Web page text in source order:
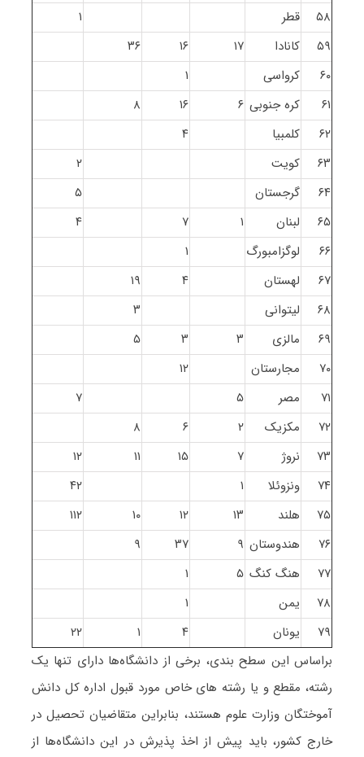
۵۸ قطر
۱
۵۹
کانادا ۱۷ ۱۶
۳۶
۶۰
کرواسی
۱
۶۱
کره جنوبی ۶ ۱۶
۸
۶۲
کلمبیا
۴
۶۳
کویت
۲
۶۴
گرجستان
۵
۶۵
لبنان ۱ ۷
۴
۶۶
لوگزامبورگ
۱
۶۷
لهستان ۴
۱۹
۶۸
لیتوانی
۳
۶۹
مالزی ۳ ۳
۵
۷۰
مجارستان
۱۲
۷۱
مصر ۵
۷
۷۲
مکزیک ۲ ۶
۸
۷۳
نروژ ۷ ۱۵ ۱۱
۱۲
۷۴
ونزوئلا ۱
۴۲
۷۵
هلند ۱۳ ۱۲ ۱۰
۱۱۲
۷۶
هندوستان ۹ ۳۷
۹
۷۷
هنگ کنگ ۵
۱
۷۸
یمن
۱
۷۹
یونان ۴ ۱
۲۲
براساس این سطح بندی، برخی از دانشگاه‌ها دارای تنها یک
رشته، مقطع و یا رشته های خاص مورد قبول اداره کل دانش
آموختگان وزارت علوم هستند، بنابراین متقاضیان تحصیل در
خارج کشور، باید پیش از اخذ پذیرش در این دانشگاه‌ها از